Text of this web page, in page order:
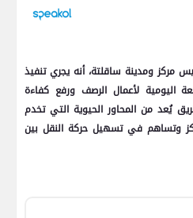
مركز ومدينة ساقلتة، أنه يجري تنفيذ
اليومية لأعمال الرصف ورفع كفاءة
يُعد من المحاور الحيوية التي تخدم
وتساهم في تسهيل حركة النقل بين